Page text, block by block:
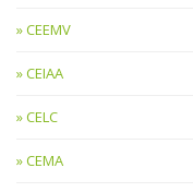
CEEMV
CEIAA
CELC
CEMA